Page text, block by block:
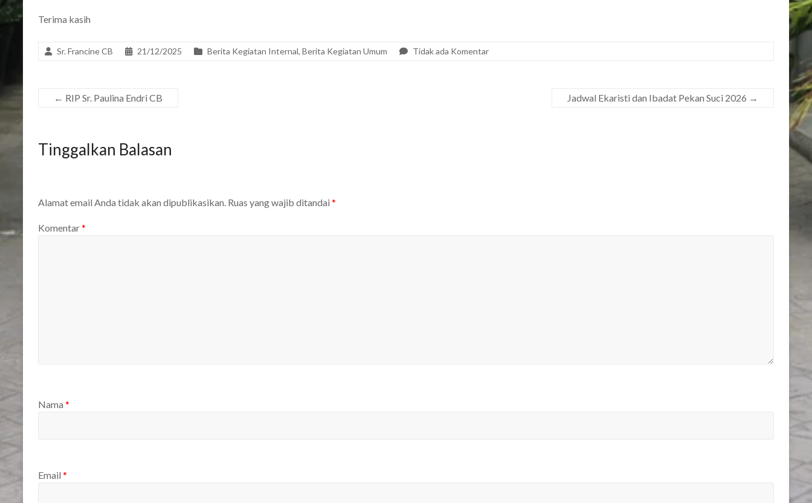
Terima kasih
Sr. Francine CB 21/12/2025 Berita Kegiatan Internal, Berita Kegiatan Umum Tidak ada Komentar
← RIP Sr. Paulina Endri CB Jadwal Ekaristi dan Ibadat Pekan Suci 2026 →
Tinggalkan Balasan
Alamat email Anda tidak akan dipublikasikan. Ruas yang wajib ditandai *
Komentar*
Nama *
Email *